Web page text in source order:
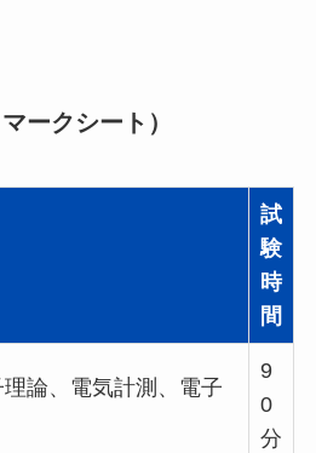
ークシート）
試
験
時
間
論、電気計測、電子
9
0
分